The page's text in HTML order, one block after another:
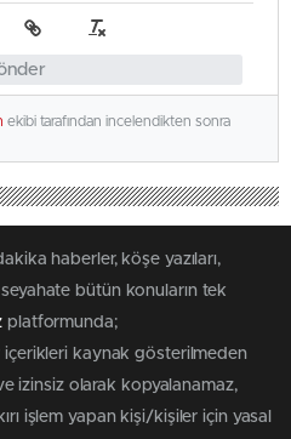
ekibi tarafından incelendikten sonra
haberler, köşe yazıları,
bütün konuların tek
platformunda;
kaynak gösterilmeden
ve izinsiz olarak kopyalanamaz,
işlem yapan kişi/kişiler için yasal